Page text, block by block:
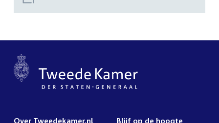
Over Tweedekamer.nl Blijf op de hoogte